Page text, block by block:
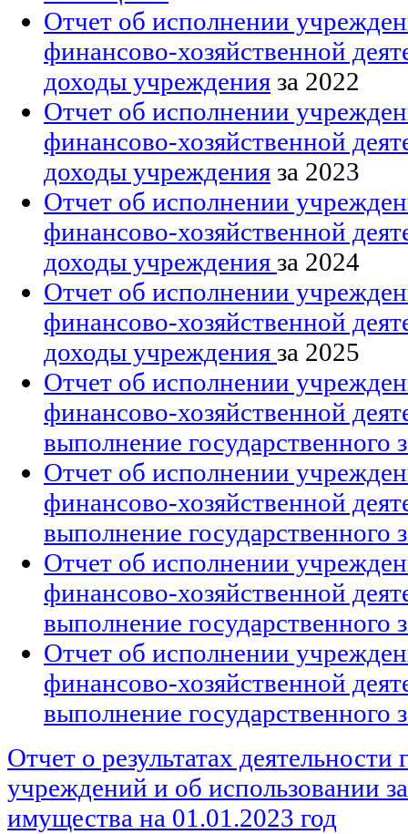
Отчет об исполнении
финансово-хозяйственной
доходы учреждения за 2022
Отчет об исполнении
финансово-хозяйственной
доходы учреждения за 2023
Отчет об исполнении
финансово-хозяйственной
доходы учреждения за 2024
Отчет об исполнении
финансово-хозяйственной
доходы учреждения за 2025
Отчет об исполнении
финансово-хозяйственной
выполнение государственного
Отчет об исполнении
финансово-хозяйственной
выполнение государственного
Отчет об исполнении
финансово-хозяйственной
выполнение государственного
Отчет об исполнении
финансово-хозяйственной
выполнение государственного
Отчет о результатах деятельности
учреждений и об использовании
имущества на 01.01.2023 год